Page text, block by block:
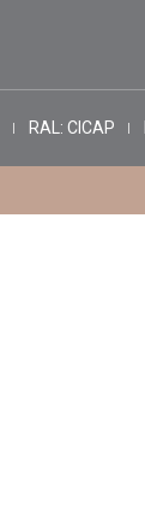
RAL: CICAP